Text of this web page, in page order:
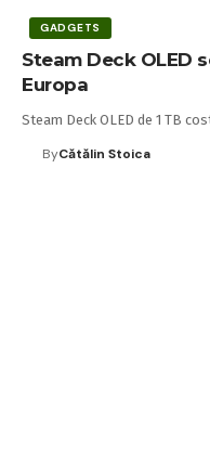
GADGETS
Steam Deck OLED
Europa
Steam Deck OLED de 1 TB
ByCătălin Stoica